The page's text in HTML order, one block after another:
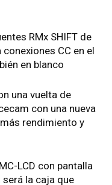
RMx SHIFT de
conexiones CC en el
en blanco
una vuelta de
con una nueva
rendimiento y
LCD con pantalla
será la caja que